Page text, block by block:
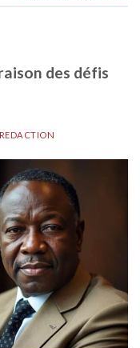
des défis